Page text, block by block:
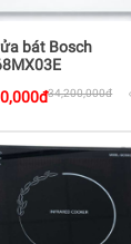
bát Bosch
34,200,000đ